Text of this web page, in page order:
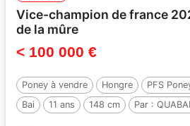
Vice-champion de france
de la mûre
< 100 000 €
Poney à vendre Hongre
PFS
Bai
11 ans 148 cm Par :